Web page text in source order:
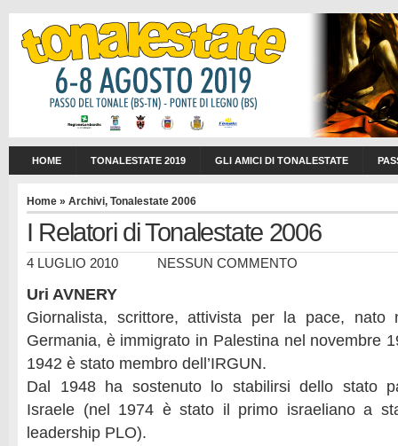
HOME TONALESTATE 2019 GLI AMICI DI TONALESTATE
Home » Archivi, Tonalestate 2006
I Relatori di Tonalestate 2006
4 LUGLIO 2010 NESSUN COMMENTO
Uri AVNERY
Giornalista, scrittore, attivista per la pace, nato
Germania, è immigrato in Palestina nel novembre
1942 è stato membro dell’IRGUN.
Dal 1948 ha sostenuto lo stabilirsi dello stato
Israele (nel 1974 è stato il primo israeliano a
leadership PLO).